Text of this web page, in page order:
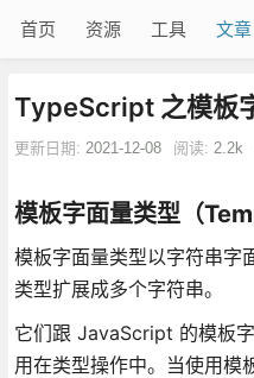
首页 资源 工具 文章
TypeScript 之模板
更新日期: 2021-12-08 阅读: 2.2k
模板字面量类型（
模板字面量类型以字符串字
类型扩展成多个字符串。
它们跟 JavaScript 的模板
用在类型操作中。当使用模